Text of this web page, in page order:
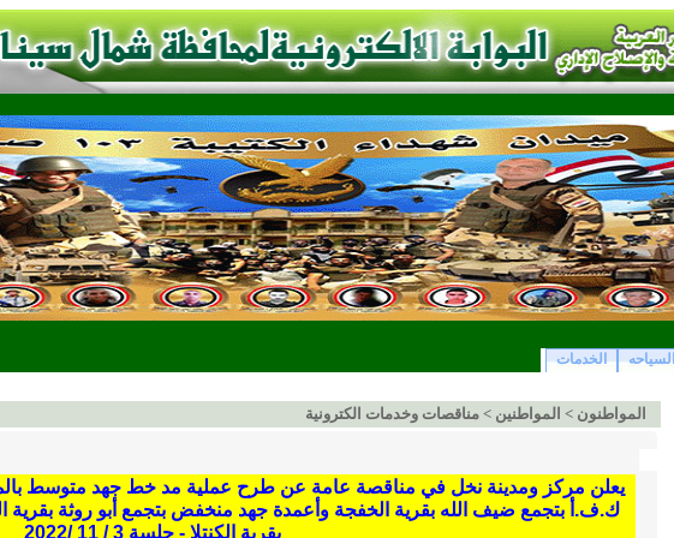
السياحه الخدمات
المواطنون > المواطنين > مناقصات وخدمات الكترونية
ك.ف.أ بتجمع ضيف الله بقرية الخفجة وأعمدة جهد منخفض بتجمع أبو روثة
بقرية الكنتلا - جلسة 3 / 11 /2022